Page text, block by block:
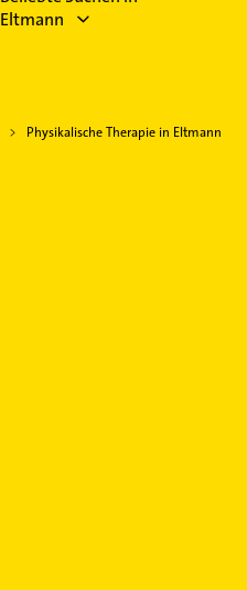
Eltmann
Physikalische Therapie in Eltmann